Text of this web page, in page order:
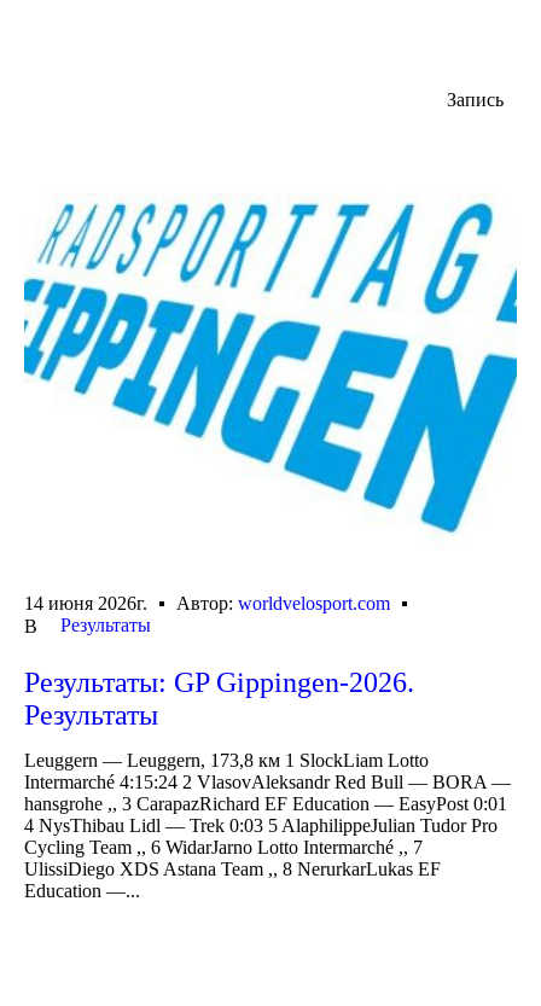
Запись
14 июня 2026г. Автор: worldvelosport.com
В
Результаты
Результаты: GP Gippingen-2026.
Результаты
Leuggern — Leuggern, 173,8 км 1 SlockLiam Lotto
Intermarché 4:15:24 2 VlasovAleksandr Red Bull — BORA —
hansgrohe ,, 3 CarapazRichard EF Education — EasyPost 0:01
4 NysThibau Lidl — Trek 0:03 5 AlaphilippeJulian Tudor Pro
Cycling Team ,, 6 WidarJarno Lotto Intermarché ,, 7
UlissiDiego XDS Astana Team ,, 8 NerurkarLukas EF
Education —...